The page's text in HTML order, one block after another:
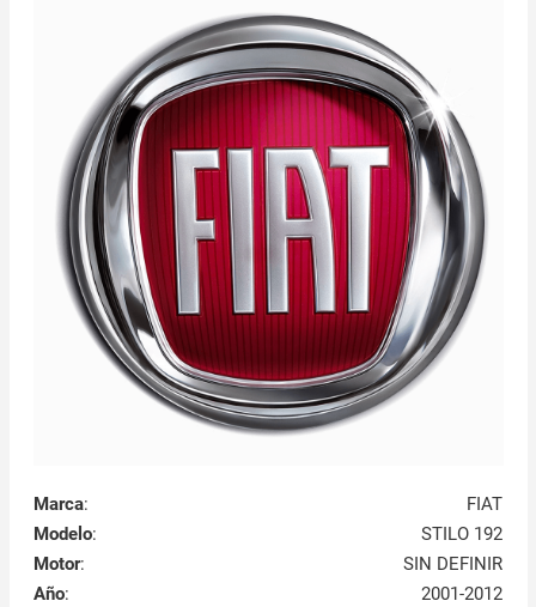
Marca:
FIAT
Modelo:
STILO 192
Motor:
SIN DEFINIR
Año: 2001-2012